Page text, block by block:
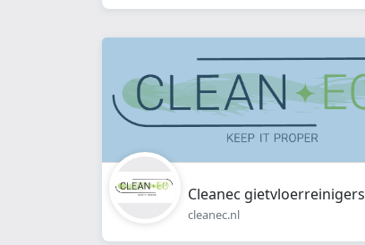
Cleanec gietvloerreinigers
cleanec.nl